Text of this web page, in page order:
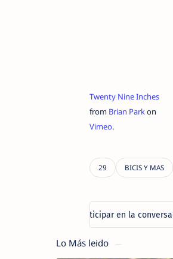
Twenty Nine Inches
from Brian Parkon
Vimeo.
Lo Más leido